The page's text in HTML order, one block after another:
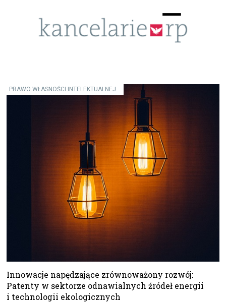
☰
PRAWO WŁASNOŚCI INTELEKTUALNEJ
Innowacje napędzające zrównoważony rozwój:
Patenty w sektorze odnawialnych źródeł energii
i technologii ekologicznych